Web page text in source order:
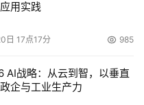
用实践
日 17点17分 985
AI战略：从云到智，以垂直
企与工业生产力